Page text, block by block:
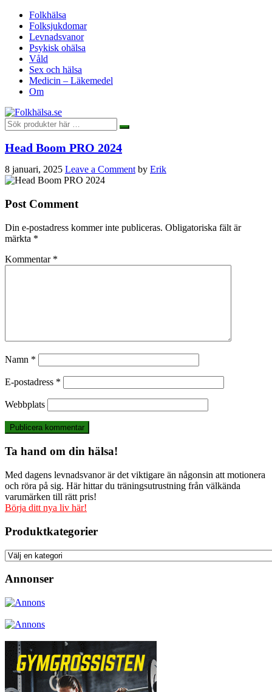
Folkhälsa
Folksjukdomar
Levnadsvanor
Psykisk ohälsa
Våld
Sex och hälsa
Medicin – Läkemedel
Om
Head Boom PRO 2024
8 januari, 2025 Leave a Comment by Erik
Post Comment
Din e-postadress kommer inte publiceras. Obligatoriska fält är
märkta *
Kommentar *
Namn *
E-postadress *
Webbplats
Ta hand om din hälsa!
Med dagens levnadsvanor är det viktigare än någonsin att motionera
och röra på sig. Här hittar du träningsutrustning från välkända
varumärken till rätt pris!
Börja ditt nya liv här!
Produktkategorier
Annonser